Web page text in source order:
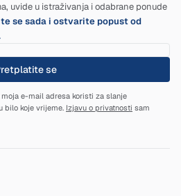
uvide u istraživanja i odabrane ponude
se sada i ostvarite popust od
se
e-mail adresa koristi za slanje
bilo koje vrijeme. Izjavu o privatnosti sam